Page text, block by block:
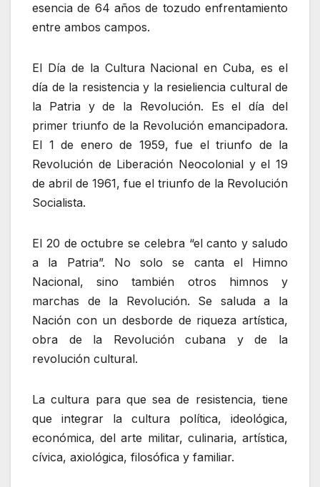
esencia de 64 años de tozudo enfrentamiento
entre ambos campos.
El Día de la Cultura Nacional en Cuba, es el
día de la resistencia y la resieliencia cultural de
la Patria y de la Revolución. Es el día del
primer triunfo de la Revolución emancipadora.
El 1 de enero de 1959, fue el triunfo de la
Revolución de Liberación Neocolonial y el 19
de abril de 1961, fue el triunfo de la Revolución
Socialista.
El 20 de octubre se celebra “el canto y saludo
a la Patria”. No solo se canta el Himno
Nacional, sino también otros himnos y
marchas de la Revolución. Se saluda a la
Nación con un desborde de riqueza artística,
obra de la Revolución cubana y de la
revolución cultural.
La cultura para que sea de resistencia, tiene
que integrar la cultura política, ideológica,
económica, del arte militar, culinaria, artística,
cívica, axiológica, filosófica y familiar.